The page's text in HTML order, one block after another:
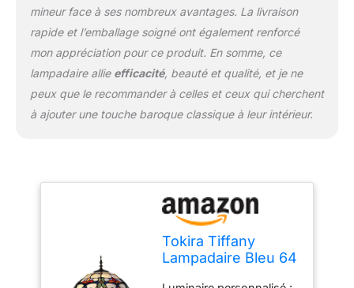
à la petite amie, aux
collègues, aux clients,
aux amis et à la
camarade de classe
mineur face à ses nombreux avantages. La livraison
rapide et l’emballage soigné ont également renforcé
mon appréciation pour ce produit. En somme, ce
lampadaire allie efficacité, beauté et qualité, et je ne
peux que le recommander à celles et ceux qui cherchent
à ajouter une touche baroque classique à leur intérieur.
Tokira Tiffany
Lampadaire Bleu 64